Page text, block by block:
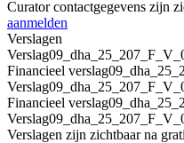
Curator contactgegevens zijn
aanmelden
Verslagen
Verslag
Financieel verslag
Verslag
Financieel verslag
Verslag
Verslagen zijn zichtbaar na